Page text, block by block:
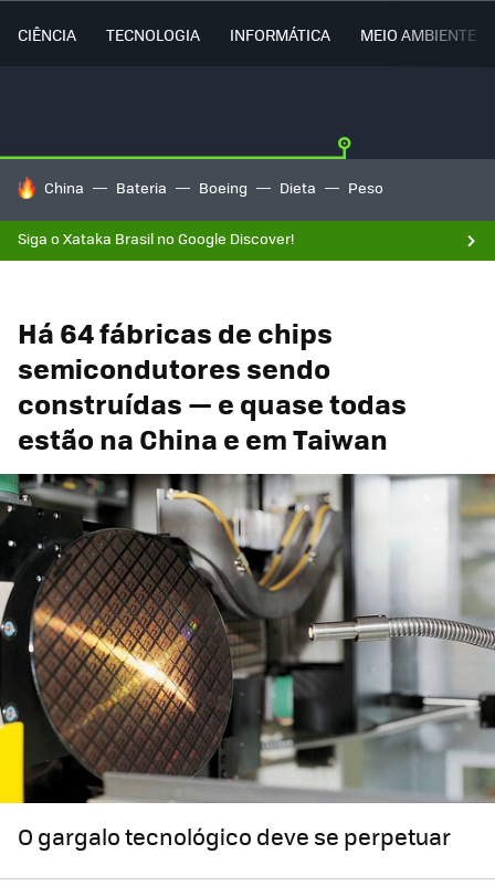
CIÊNCIA TECNOLOGIA INFORMÁTICA MEIO AMBIENTE
TENDÊNCIAS DO DIA
China Bateria Boeing Dieta Peso
Siga o Xataka Brasil no Google Discover!
Há 64 fábricas de chips
semicondutores sendo
construídas — e quase todas
estão na China e em Taiwan
O gargalo tecnológico deve se perpetuar